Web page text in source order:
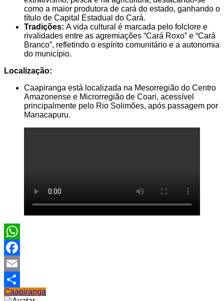
como a maior produtora de cará do estado, ganhando o
título de Capital Estadual do Cará.
Tradições: A vida cultural é marcada pelo folclore e
rivalidades entre as agremiações “Cará Roxo” e “Cará
Branco”, refletindo o espírito comunitário e a autonomia
do município.
Localização:
Caapiranga está localizada na Mesorregião do Centro
Amazonense e Microrregião de Coari, acessível
principalmente pelo Rio Solimões, após passagem por
Manacapuru.
WhatsApp
Facebook
Email
Share
Caapiranga